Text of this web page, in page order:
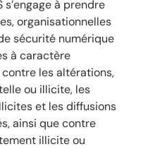
s’engage à prendre
organisationnelles
sécurité numérique
à caractère
les altérations,
ou illicite, les
et les diffusions
ainsi que contre
illicite ou